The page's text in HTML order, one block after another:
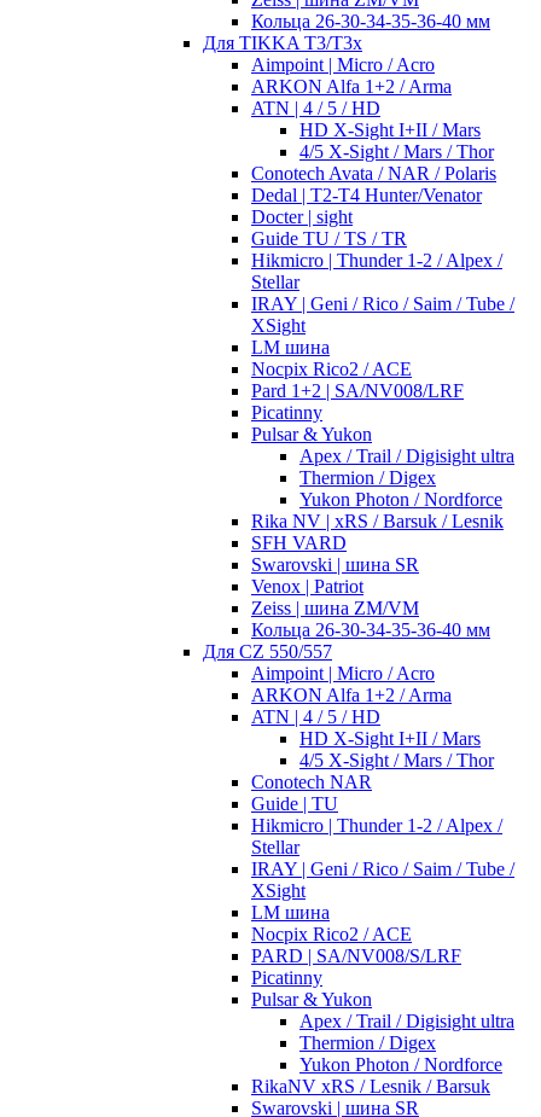
Кольца 26-30-34-35-36-40 мм
Для TIKKA T3/T3x
Aimpoint | Micro / Acro
ARKON Alfa 1+2 / Arma
ATN | 4 / 5 / HD
HD X-Sight I+II / Mars
4/5 X-Sight / Mars / Thor
Conotech Avata / NAR / Polaris
Dedal | T2-T4 Hunter/Venator
Docter | sight
Guide TU / TS / TR
Hikmicro | Thunder 1-2 / Alpex /
Stellar
IRAY | Geni / Rico / Saim / Tube /
XSight
LM шина
Nocpix Rico2 / ACE
Pard 1+2 | SA/NV008/LRF
Picatinny
Pulsar & Yukon
Apex / Trail / Digisight ultra
Thermion / Digex
Yukon Photon / Nordforce
Rika NV | xRS / Barsuk / Lesnik
SFH VARD
Swarovski | шина SR
Venox | Patriot
Zeiss | шина ZM/VM
Кольца 26-30-34-35-36-40 мм
Для CZ 550/557
Aimpoint | Micro / Acro
ARKON Alfa 1+2 / Arma
ATN | 4 / 5 / HD
HD X-Sight I+II / Mars
4/5 X-Sight / Mars / Thor
Conotech NAR
Guide | TU
Hikmicro | Thunder 1-2 / Alpex /
Stellar
IRAY | Geni / Rico / Saim / Tube /
XSight
LM шина
Nocpix Rico2 / ACE
PARD | SA/NV008/S/LRF
Picatinny
Pulsar & Yukon
Apex / Trail / Digisight ultra
Thermion / Digex
Yukon Photon / Nordforce
RikaNV xRS / Lesnik / Barsuk
Swarovski | шина SR